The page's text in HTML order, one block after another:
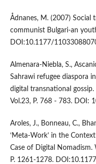
Ådnanes, M. (2007) Social
communist Bulgari-an
DOI:10.1177/
Almenara-Niebla, S.,
Sahrawi refugee diaspora
digital transnational
Vol.23, P. 768 - 783. DOI:
Aroles, J., Bonneau, C.,
‘Meta-Work’ in the
Case of Digital
P. 1261-1278.